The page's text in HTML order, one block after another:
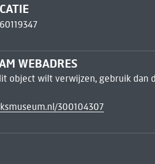
WEBADRES
object wilt verwijzen, gebruik dan
300104307